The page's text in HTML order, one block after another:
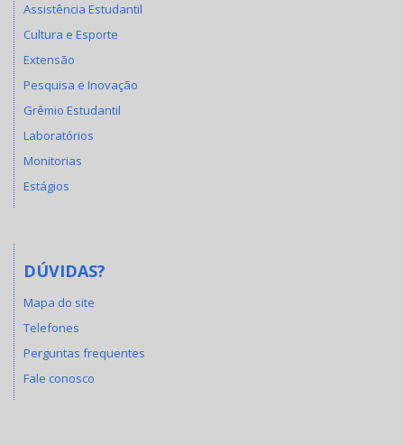
Assistência Estudantil
Cultura e Esporte
Extensão
Pesquisa e Inovação
Grêmio Estudantil
Laboratórios
Monitorias
Estágios
DÚVIDAS?
Mapa do site
Telefones
Perguntas frequentes
Fale conosco